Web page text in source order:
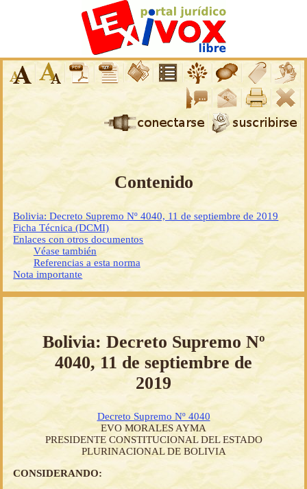
Contenido
Bolivia: Decreto Supremo Nº 4040, 11 de septiembre de 2019
Ficha Técnica (DCMI)
Enlaces con otros documentos
Véase también
Referencias a esta norma
Nota importante
Bolivia: Decreto Supremo Nº
4040, 11 de septiembre de
2019
Decreto Supremo Nº 4040
EVO MORALES AYMA
PRESIDENTE CONSTITUCIONAL DEL ESTADO
PLURINACIONAL DE BOLIVIA
CONSIDERANDO: